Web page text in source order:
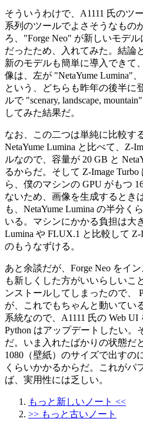
そういうわけで、A1111 氏のツ
系列のツールでよさそうなもの
ろ、"Forge Neo" が新しいモデ
だったため、入れてみた。結論
新のモデルも簡単に導入できて
像は、左が "NetaYume Lumina"
という、どちらも昨年の後半に
ルで "scenary, landscape,
してみた結果だ。
なお、この二つは単純に比較す
NetaYume Lumina と比べて、Z-
ルなので、容量が 20 GB と
るからだ。そして Z-Image
ら、僕のマシンの GPU がもつ
ないため、画像を生成するとき
も、NetaYume Lumina の半分く
いる。マシンにかかる負担は大
Lumina や FLUX.1 と比較して Z-
のもうなずける。
あと余談だが、Forge Neo をイ
も新しくした方がいいらしいこ
ンストールしてしまったので、
が、これでもちゃんと動いてい
系統なので、A1111 氏の Web UI
Python はアップデートしたい。
だ。いま入れたばかりの状態だ
1080（壁紙）のサイズで出すの
くらいかかるからだ。これがパ
ば、実用性には乏しい。
もっと新しいノート <<
>> もっと古いノート